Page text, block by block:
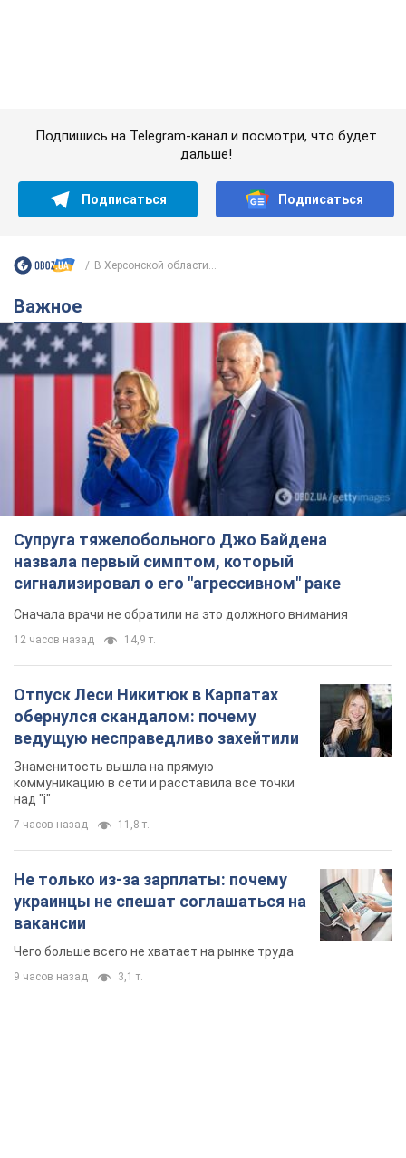
Супруга тяжелобольного Джо Байдена
назвала первый симптом, который
сигнализировал о его "агрессивном" раке
Сначала врачи не обратили на это должного внимания
14,9 т.
Отпуск Леси Никитюк в Карпатах
обернулся скандалом: почему
ведущую несправедливо захейтили
Знаменитость вышла на прямую
коммуникацию в сети и расставила все точки
над "i"
7 часов назад 11,8 т.
Не только из-за зарплаты: почему
украинцы не спешат соглашаться на
вакансии
Чего больше всего не хватает на рынке труда
9 часов назад 3,1 т.